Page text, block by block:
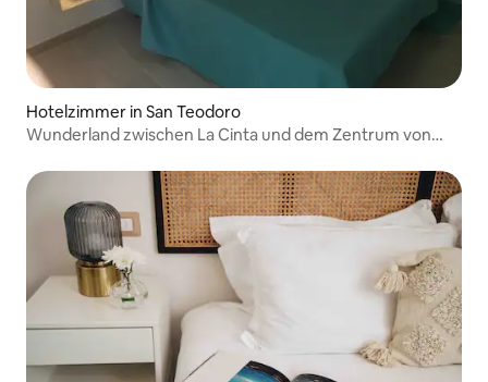
Hotelzimmer in San Teodoro
Wunderland zwischen La Cinta und dem Zentrum von